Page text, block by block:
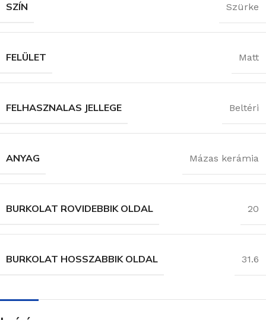
SZÍN Szürke
FELÜLET Matt
FELHASZNALAS JELLEGE Beltéri
ANYAG Mázas kerámia
BURKOLAT ROVIDEBBIK OLDAL 20
BURKOLAT HOSSZABBIK OLDAL 31.6